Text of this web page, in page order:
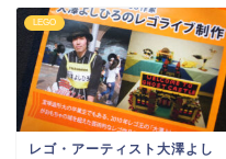
LEGO
レゴ・アーティスト大澤よし